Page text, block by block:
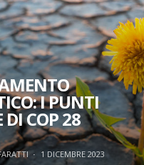
I PUNTI
DI COP 28
· 1 DICEMBRE 2023